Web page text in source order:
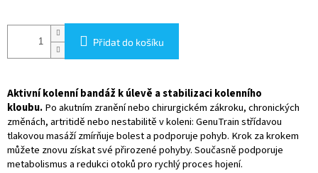
cena:
Přidat do košíku
Aktivní kolenní bandáž k úlevě a stabilizaci kolenního
kloubu.Po akutním zranění nebo chirurgickém zákroku, chronických
změnách, artritidě nebo nestabilitě v koleni: GenuTrain střídavou
tlakovou masáží zmírňuje bolest a podporuje pohyb. Krok za krokem
můžete znovu získat své přirozené pohyby. Současně podporuje
metabolismus a redukci otoků pro rychlý proces hojení.